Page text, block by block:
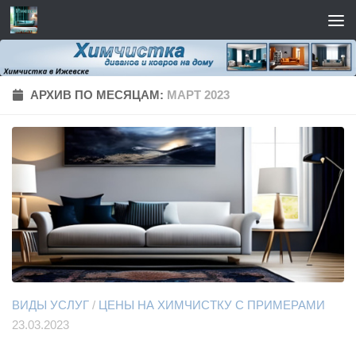
Перейти к содержимому
АРХИВ ПО МЕСЯЦАМ: МАРТ 2023
ВИДЫ УСЛУГ / ЦЕНЫ НА ХИМЧИСТКУ С ПРИМЕРАМИ
23.03.2023